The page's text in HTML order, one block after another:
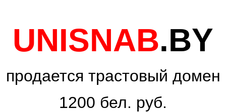
UNISNAB.BY
продается трастовый домен
1200 бел. руб.